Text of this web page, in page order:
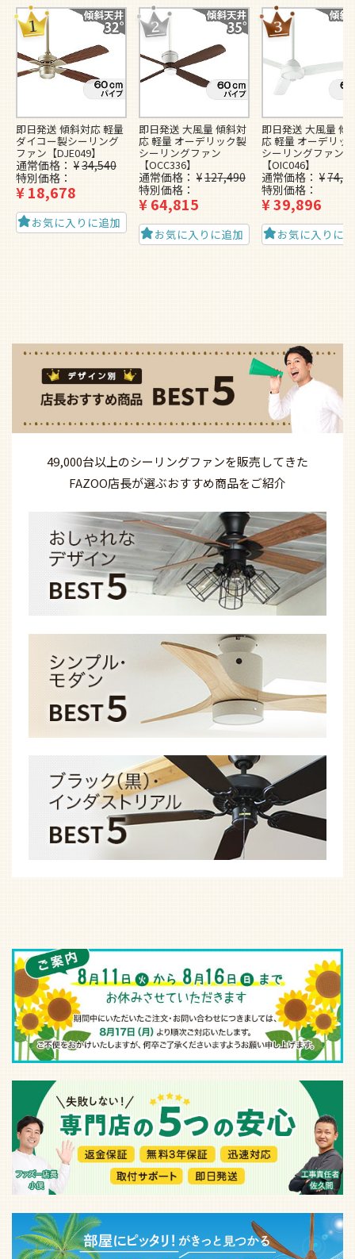
即日発送 傾斜対応 軽量
ダイコー製シーリング
ファン【DJE049】
通常価格 ¥34,540
特別価格
¥18,678
お気に入りに追加
即日発送 大風量 傾斜対
応 軽量 オーデリック製
シーリングファン
【OCC336】
通常価格 ¥127,490
特別価格
¥64,815
お気に入りに追加
即日発送 大風量 傾
応 軽量 オーデリッ
シーリングファン
【OIC046】
通常価格 ¥
特別価格
¥39,896
お気に入りに
49,000台以上のシーリングファンを販売してきた
FAZOO店長が選ぶおすすめ商品をご紹介